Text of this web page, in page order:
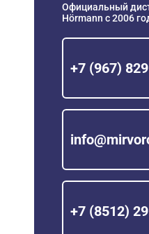
Официальный
Hörmann с 2006
+7 (967)
+7 (8512)